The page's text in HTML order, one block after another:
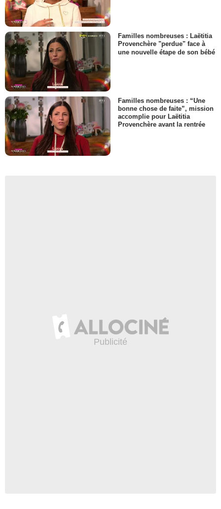
Familles nombreuses : Laëtitia
Provenchère "perdue" face à
une nouvelle étape de son bébé
Familles nombreuses : “Une
bonne chose de faite”, mission
accomplie pour Laëtitia
Provenchère avant la rentrée